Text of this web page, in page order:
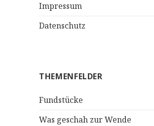
Impressum
Datenschutz
THEMENFELDER
Fundstücke
Was geschah zur Wende